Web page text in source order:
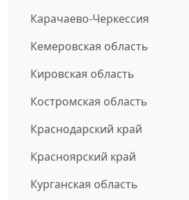
Карачаево-Черкессия
Кемеровская область
Кировская область
Костромская область
Краснодарский край
Красноярский край
Курганская область